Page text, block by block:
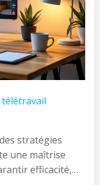
stratégies
une maîtrise
efficacité,…